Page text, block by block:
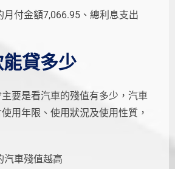
月付金額7,066.95、總利息支出
貸多少
要是看汽車的殘值有多少，汽車
用年限、使用狀況及使用性質，
汽車殘值越高